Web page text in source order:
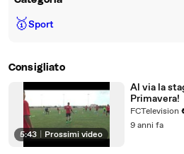
🥇Sport
Consigliato
5:43 Prossimi video
Al via la
Primavera!
FCTelevision
9 anni fa